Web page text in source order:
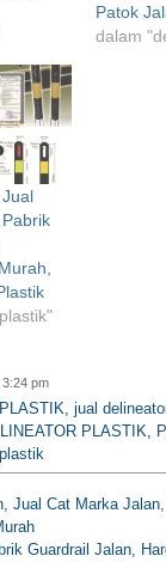
Patok
dalam
pm
, jual
PLASTIK,
Jual Cat Marka
Guardrail Jalan,